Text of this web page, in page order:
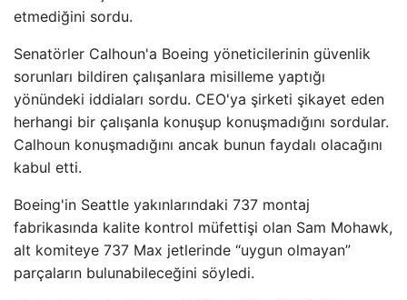
etmediğini sordu.
Senatörler Calhoun'a Boeing yöneticilerinin güvenlik
sorunları bildiren çalışanlara misilleme yaptığı
yönündeki iddiaları sordu. CEO'ya şirketi şikayet eden
herhangi bir çalışanla konuşup konuşmadığını sordular.
Calhoun konuşmadığını ancak bunun faydalı olacağını
kabul etti.
Boeing'in Seattle yakınlarındaki 737 montaj
fabrikasında kalite kontrol müfettişi olan Sam Mohawk,
alt komiteye 737 Max jetlerinde “uygun olmayan”
parçaların bulunabileceğini söyledi.